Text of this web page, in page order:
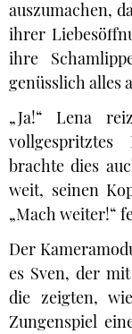
auszumachen,
ihrer
ihre
genüsslich alles
„Ja!“ Lena
brachte dies
weit, seinen
„Mach weiter!“
Der
es Sven, der
die zeigten,
Zungenspiel